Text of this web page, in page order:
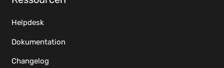
Helpdesk
Dokumentation
Changelog